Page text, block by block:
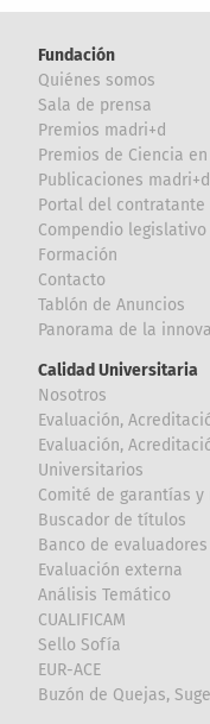
Fundación
Quiénes somos
Sala de prensa
Premios madri+d
Premios de Ciencia
Publicaciones madri+d
Portal del contratante
Compendio legislativo
Formación
Contacto
Tablón de Anuncios
Panorama de la
Calidad Universitaria
Nosotros
Evaluación,
Evaluación,
Universitarios
Comité de garantías
Buscador de títulos
Banco de evaluadores
Evaluación externa
Análisis Temático
CUALIFICAM
Sello Sofía
EUR-ACE
Buzón de Quejas,